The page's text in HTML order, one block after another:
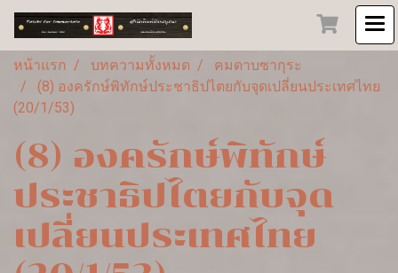
หน้าแรก บทความทั้งหมด
คมดาบซากุระ
(8) องครักษ์พิทักษ์ประชาธิปไตยกับจุดเปลี่ยนประเทศไทย
(20/1/53)
(8) องครักษ์พิทักษ์
ประชาธิปไตยกับจุด
เปลี่ยนประเทศไทย